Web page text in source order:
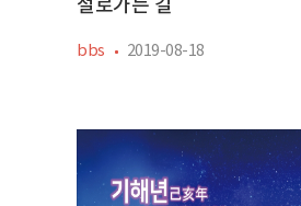
절로가는 길
bbs 2019-08-18